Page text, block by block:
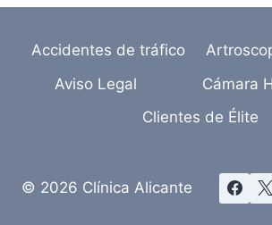
Accidentes de tráfico
Aviso Legal
Cámara
Clientes de Élite
© 2026 Clínica Alicante